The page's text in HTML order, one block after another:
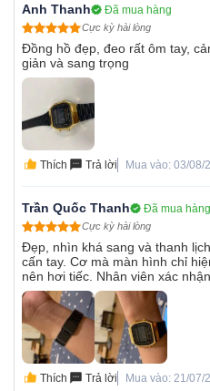
Anh Thanh Đã mua hàng
Cực kỳ hài lòng
Đồng hồ đẹp, đeo rất ôm tay,
giản và sang trọng
Thích Trả lời Mua vào: 03/08/
Trần Quốc Thanh Đã mua hàng
Cực kỳ hài lòng
Đẹp, nhìn khá sang và thanh
cấn tay. Cơ mà màn hình chỉ
nên hơi tiếc. Nhân viên xác
Thích Trả lời Mua vào: 21/07/